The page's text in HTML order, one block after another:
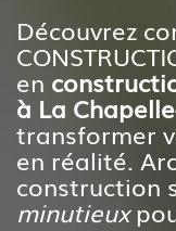
Découvrez
en
à La
transformer
en réalité.
construction
minutieux